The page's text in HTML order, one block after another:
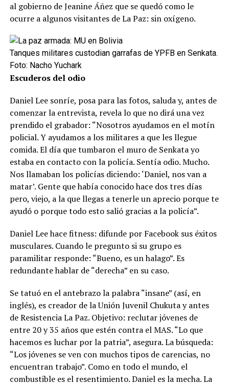
al gobierno de Jeanine Áñez que se quedó como le
ocurre a algunos visitantes de La Paz: sin oxígeno.
Tanques militares custodian garrafas de YPFB en Senkata.
Foto: Nacho Yuchark
Escuderos del odio
Daniel Lee sonríe, posa para las fotos, saluda y, antes de
comenzar la entrevista, revela lo que no dirá una vez
prendido el grabador: “Nosotros ayudamos en el motín
policial. Y ayudamos a los militares a que les llegue
comida. El día que tumbaron el muro de Senkata yo
estaba en contacto con la policía. Sentía odio. Mucho.
Nos llamaban los policías diciendo: ‘Daniel, nos van a
matar’. Gente que había conocido hace dos tres días
pero, viejo, a la que llegas a tenerle un aprecio porque te
ayudó o porque todo esto salió gracias a la policía”.
Daniel Lee hace fitness: difunde por Facebook sus éxitos
musculares. Cuando le pregunto si su grupo es
paramilitar responde: “Bueno, es un halago”. Es
redundante hablar de “derecha” en su caso.
Se tatuó en el antebrazo la palabra “insane” (así, en
inglés), es creador de la Unión Juvenil Chukuta y antes
de Resistencia La Paz. Objetivo: reclutar jóvenes de
entre 20 y 35 años que estén contra el MAS. “Lo que
hacemos es luchar por la patria”, asegura. La búsqueda:
“Los jóvenes se ven con muchos tipos de carencias, no
encuentran trabajo”. Como en todo el mundo, el
combustible es el resentimiento. Daniel es la mecha. La